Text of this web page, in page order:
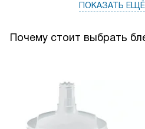
ПОКАЗАТЬ
Почему стоит выбрать